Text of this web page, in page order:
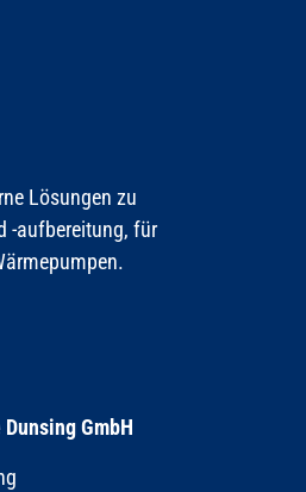
Lösungen zu
-aufbereitung, für
Dunsing GmbH